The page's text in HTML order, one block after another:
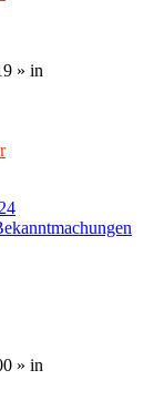
» in
» in